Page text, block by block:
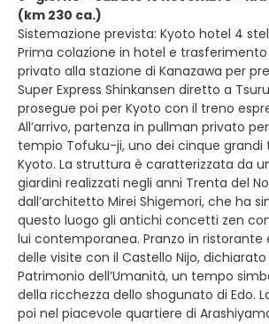
(km 230 ca.)
Sistemazione prevista: Kyoto hotel 4
Prima colazione in hotel e
privato alla stazione di Kanazawa per
Super Express Shinkansen diretto a
prosegue poi per Kyoto con il treno
All’arrivo, partenza in pullman privato
tempio Tofuku-ji, uno dei cinque grandi
Kyoto. La struttura è caratterizzata da
giardini realizzati negli anni Trenta del
dall’architetto Mirei Shigemori, che ha
questo luogo gli antichi concetti zen
lui contemporanea. Pranzo in
delle visite con il Castello Nijo, dichiarato
Patrimonio dell’Umanità, un tempo
della ricchezza dello shogunato di Edo.
poi nel piacevole quartiere di